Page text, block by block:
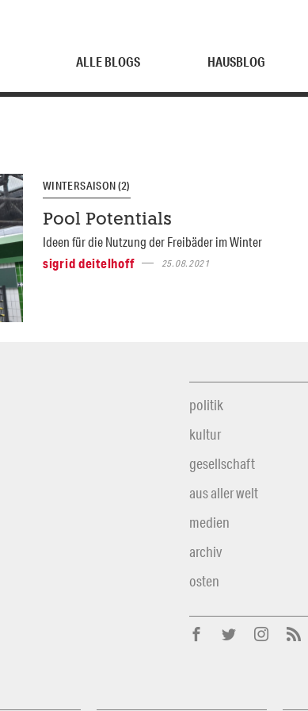
ALLE BLOGS HAUSBLOG
WINTERSAISON (2)
Pool Potentials
Ideen für die Nutzung der Freibäder im Winter
sigrid deitelhoff
25.08.2021
politik
kultur
gesellschaft
aus aller welt
medien
archiv
osten